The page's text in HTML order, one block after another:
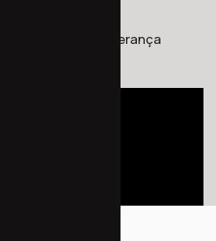
Chacrinha Vila Esperança